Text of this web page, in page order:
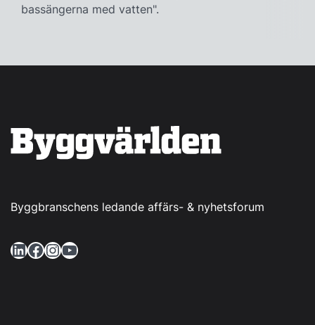
bassängerna med vatten".
Byggbranschens ledande affärs- & nyhetsforum
LinkedIn Facebook InstagramYouTube